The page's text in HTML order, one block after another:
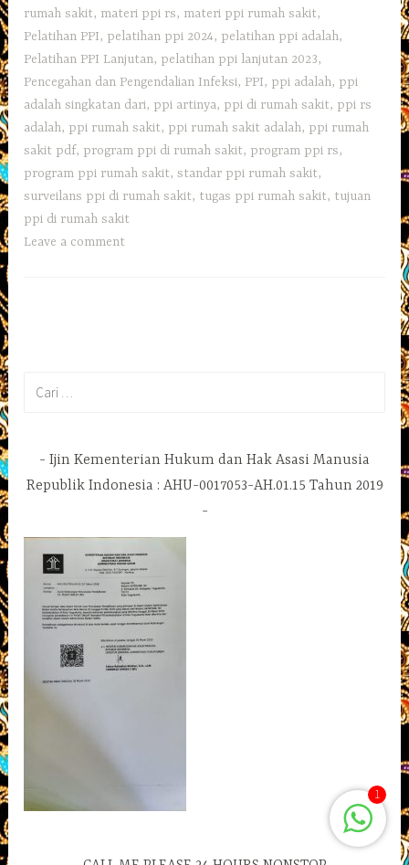
rumah sakit, materi ppi rs, materi ppi rumah sakit,
Pelatihan PPI, pelatihan ppi 2024, pelatihan ppi adalah,
Pelatihan PPI Lanjutan, pelatihan ppi lanjutan 2023,
Pencegahan dan Pengendalian Infeksi, PPI, ppi adalah, ppi
adalah singkatan dari, ppi artinya, ppi di rumah sakit, ppi rs
adalah, ppi rumah sakit, ppi rumah sakit adalah, ppi rumah
sakit pdf, program ppi di rumah sakit, program ppi rs,
program ppi rumah sakit,standar ppi rumah sakit,
surveilans ppi di rumah sakit, tugas ppi rumah sakit, tujuan
ppi di rumah sakit
Leave a comment
Ijin Kementerian Hukum dan Hak Asasi Manusia
Republik Indonesia : AHU-0017053-AH.01.15 Tahun 2019
1